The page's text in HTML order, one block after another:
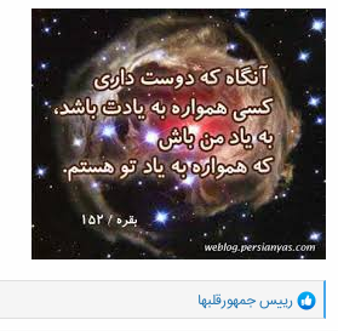
خوشدل مرا نمای به دشنامت ای حبیب
چون حرف تلخ از لب شیرین شنیدنی است
بر نقد جان دو بوسه ز لعل تو خواستم
گرچه گرانبهاست ولیکن خریدنی است
مانع مشو ز لعل لبت بوسه خواستم
هر شکّرین لبی نمکین شد چشیدنی است
جز من هر آنکه دست صبوحی به تو فکند
قطعش نما ز دوش که دستش بریدنی است !
و
ا
رییس جمهورقلبها